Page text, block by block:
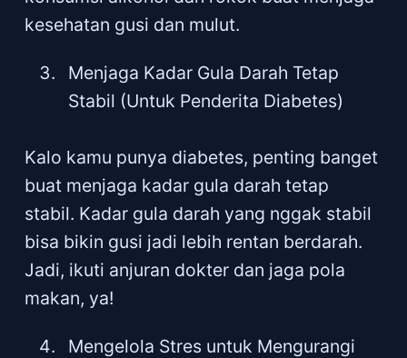
kesehatan gusi dan mulut.
Menjaga Kadar Gula Darah Tetap
Stabil (Untuk Penderita Diabetes)
Kalo kamu punya diabetes, penting banget
buat menjaga kadar gula darah tetap
stabil. Kadar gula darah yang nggak stabil
bisa bikin gusi jadi lebih rentan berdarah.
Jadi, ikuti anjuran dokter dan jaga pola
makan, ya!
Mengelola Stres untuk Mengurangi